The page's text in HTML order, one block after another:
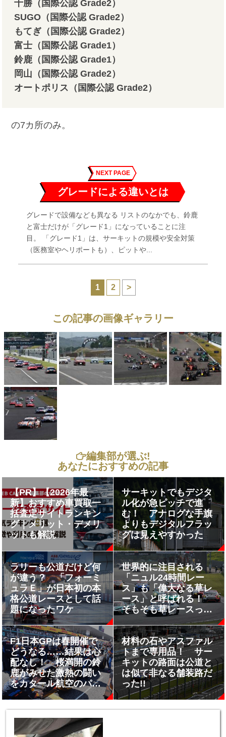
十勝（国際公認 Grade2）
SUGO（国際公認 Grade2）
もてぎ（国際公認 Grade2）
富士（国際公認 Grade1）
鈴鹿（国際公認 Grade1）
岡山（国際公認 Grade2）
オートポリス（国際公認 Grade2）
の7カ所のみ。
NEXT PAGE
グレードによる違いとは
グレードで設備なども異なる リストのなかでも、鈴鹿
と富士だけが「グレード1」になっていることに注
目。 「グレード1」は、サーキットの規模や安全対策
（医務室やヘリポートも）、ピットや...
1 2 >
この記事の画像ギャラリー
編集部が選ぶ!
あなたにおすすめの記事
【PR】【2026年最
新】おすすめ車買取一
括査定サイトランキン
グ｜メリット・デメリ
ットも解説
サーキットでもデジタ
ル化が急ピッチで進
む！ アナログな手旗
よりもデジタルフラッ
グは見えやすかった
ラリーも公道だけど何
が違う？ 「フォーミ
ュラＥ」が日本初の本
格公道レースとして話
題になったワケ
世界的に注目される
「ニュル24時間レー
ス」も「偉大なる草レ
ース」と呼ばれる！
そもそも草レースって
F1日本GPは春開催で
どうなる……結果は心
配なし！ 桜満開の鈴
鹿がみせた激熱の闘い
をカタール航空のパド
ッククラブから観戦し
材料の石やアスファル
トまで専用品！ サー
キットの路面は公道と
は似て非なる舗装路だ
った!!